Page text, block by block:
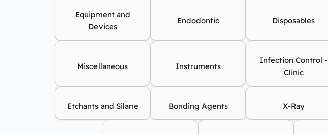
Disposables
Endodontic
Equipment and
Devices
Infection Control -
Clinic
Instruments
Miscellaneous
X-Ray
Bonding Agents
Etchants and Silane